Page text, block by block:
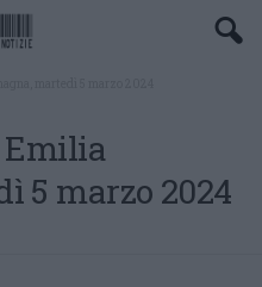
Emilia
5 marzo 2024